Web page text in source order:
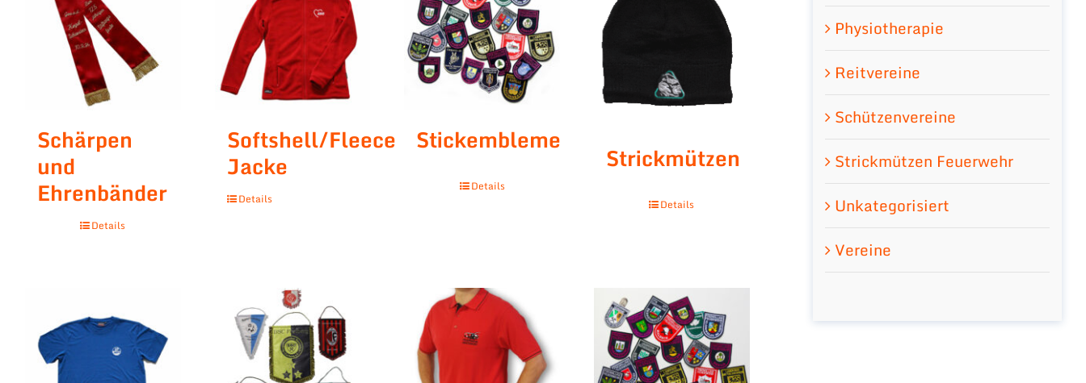
Schärpen
und
Ehrenbänder
Details
Softshell/Fleece
Jacke
Details
Stickembleme
Details
Strickmützen
Details
Physiotherapie
Reitvereine
Schützenvereine
Strickmützen Feuerwehr
Unkategorisiert
Vereine